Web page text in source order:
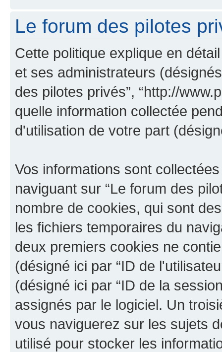
Le forum des pilotes
Cette politique explique en
et ses administrateurs (désignés
des pilotes privés”, “http://
quelle information collectée
d'utilisation de votre part
Vos informations sont
naviguant sur “Le forum des
nombre de cookies, qui sont
les fichiers temporaires du
deux premiers cookies ne
(désigné ici par “ID de
(désigné ici par “ID de la
assignés par le logiciel. Un
vous naviguerez sur les sujets
utilisé pour stocker les